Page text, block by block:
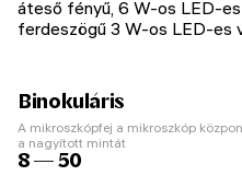
áteső fényű, 6 W-os LED-
ferdeszögű 3 W-os LED-es
Binokuláris
A mikroszkópfej a mikroszkóp
a nagyított mintát
8 — 50